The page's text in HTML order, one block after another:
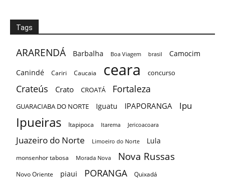
Tags
ARARENDÁ Barbalha Boa Viagem brasil
Camocim
Canindé
Cariri Caucaia ceara concurso
Crateús Crato CROATÁ Fortaleza
GUARACIABA DO NORTE Iguatu IPAPORANGA Ipu
Ipueiras Itapipoca Itarema Jericoacoara
Juazeiro do Norte Limoeiro do Norte Lula
monsenhor tabosa Morada Nova Nova Russas
Novo Oriente piaui PORANGA
Quixadá